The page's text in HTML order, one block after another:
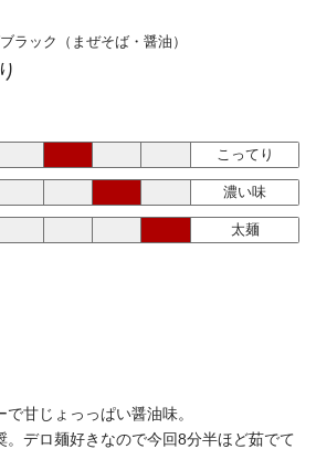
ラック（まぜそば・醤油）
こってり
濃い味
太麺
甘じょっっぱい醤油味。
。デロ麺好きなので今回8分半ほど茹でて